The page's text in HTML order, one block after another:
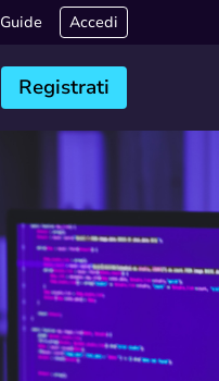
Guide Accedi
Registrati